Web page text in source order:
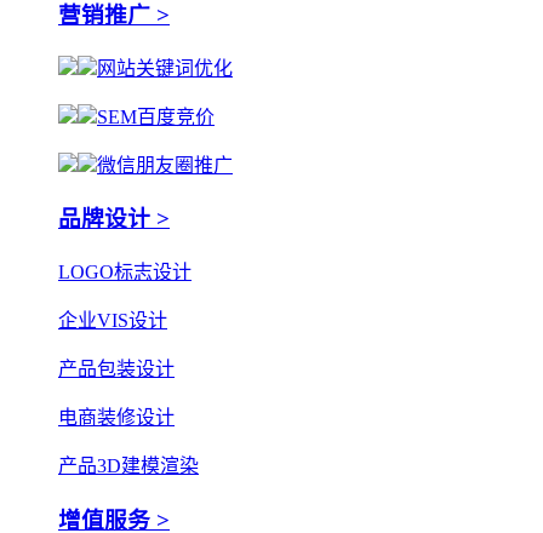
营销推广 >
网站关键词优化
SEM百度竞价
微信朋友圈推广
品牌设计 >
LOGO标志设计
企业VIS设计
产品包装设计
电商装修设计
产品3D建模渲染
增值服务 >